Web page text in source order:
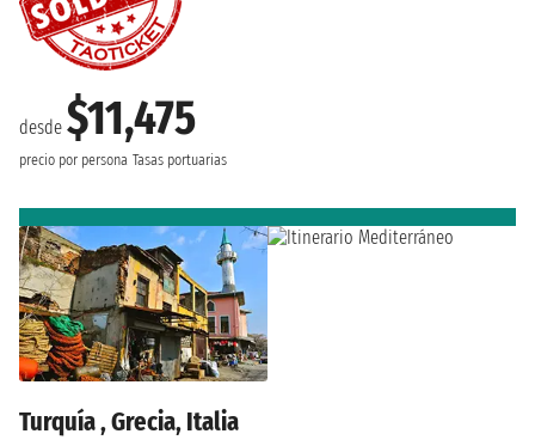
desde $11,475
precio por persona Tasas portuarias
Turquía , Grecia, Italia